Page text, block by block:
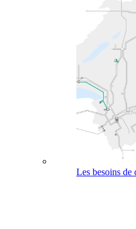
Les besoins de